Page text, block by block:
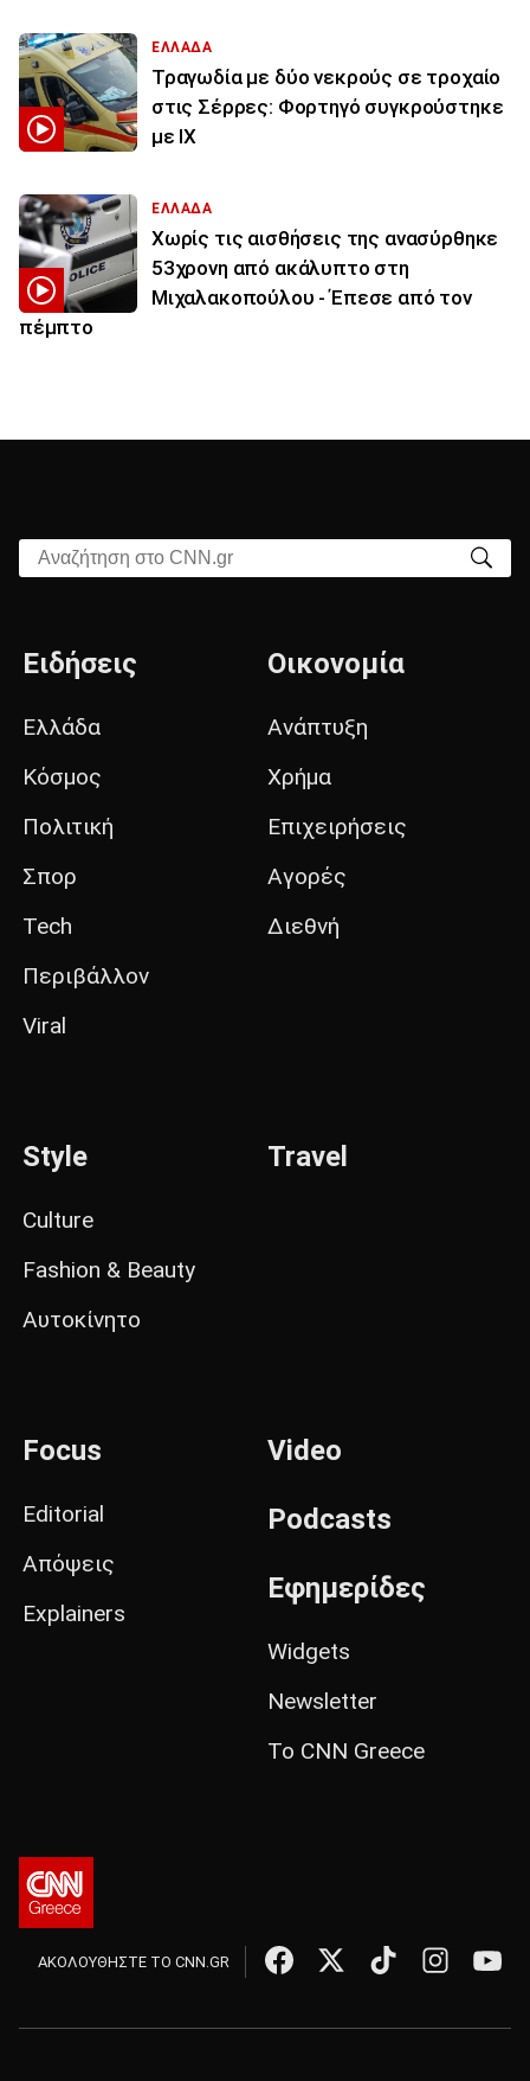
ΕΛΛΑΔΑ
Τραγωδία με δύο νεκρούς σε τροχαίο
στις Σέρρες: Φορτηγό συγκρούστηκε
με ΙΧ
ΕΛΛΑΔΑ
Χωρίς τις αισθήσεις της ανασύρθηκε
53χρονη από ακάλυπτο στη
Μιχαλακοπούλου - Έπεσε από τον
πέμπτο
Αναζήτηση στο CNN.gr
Ειδήσεις
Ελλάδα
Κόσμος
Πολιτική
Σπορ
Tech
Περιβάλλον
Viral
Οικονομία
Ανάπτυξη
Χρήμα
Επιχειρήσεις
Αγορές
Διεθνή
Style
Culture
Fashion & Beauty
Αυτοκίνητο
Travel
Focus
Editorial
Απόψεις
Explainers
Video
Podcasts
Εφημερίδες
Widgets
Newsletter
Το CNN Greece
ΑΚΟΛΟΥΘΗΣΤΕ ΤΟ CNN.GR